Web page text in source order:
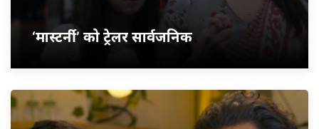
‘मास्टर्नी’ को ट्रेलर सार्वजनिक